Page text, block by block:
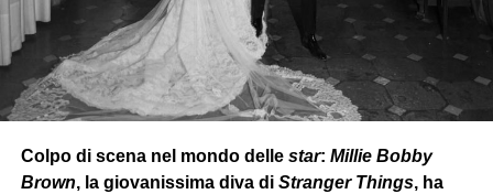
L’etichetta Warner Chappell Music Italiana haallora
esortatole partia un accordo pacifico
per poter
arrivare ad una chiusura cordiale della faccenda.
Colpo di scena nel mondo delle star: Millie Bobby
Brown, la giovanissima diva di Stranger Things, ha